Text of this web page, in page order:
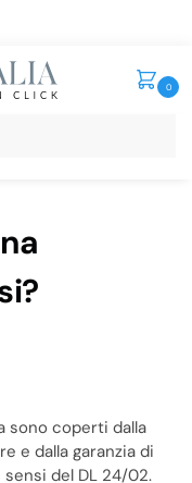
0
sono coperti dalla
e dalla garanzia di
del DL 24/02.